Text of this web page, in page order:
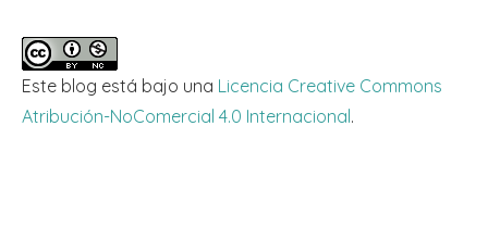
Este blog está bajo una Licencia Creative Commons
Atribución-NoComercial 4.0 Internacional.